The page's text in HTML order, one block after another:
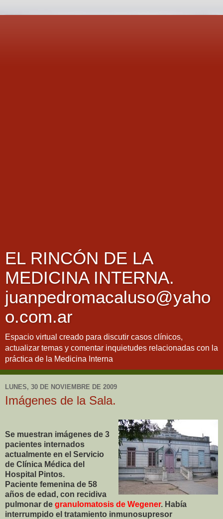
EL RINCÓN DE LA
MEDICINA INTERNA.
juanpedromacaluso@yaho
o.com.ar
Espacio virtual creado para discutir casos clínicos,
actualizar temas y comentar inquietudes relacionadas con la
práctica de la Medicina Interna
LUNES, 30 DE NOVIEMBRE DE 2009
Imágenes de la Sala.
Se muestran imágenes de 3
pacientes internados
actualmente en el Servicio
de Clínica Médica del
Hospital Pintos.
Paciente femenina de 58
años de edad, con recidiva
pulmonar de granulomatosis de Wegener. Había
interrumpido el tratamiento inmunosupresor